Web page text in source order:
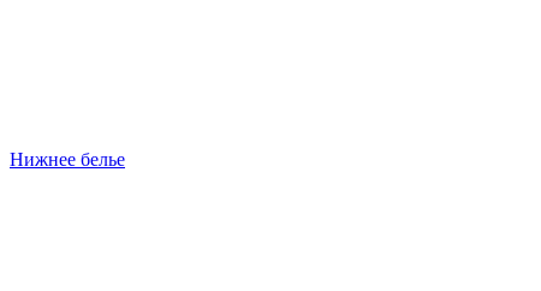
Нижнее белье